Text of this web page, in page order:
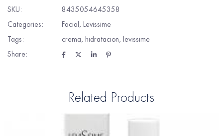
SKU:
8435054645358
Categories:
Facial , Levissime
Tags:
crema, hidratacion, levissime
Share:
Related Products